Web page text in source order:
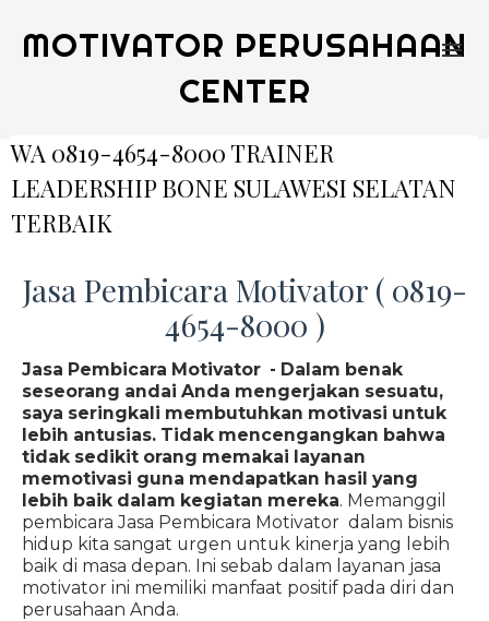
MOTIVATOR PERUSAHAAN
CENTER
WA 0819-4654-8000 TRAINER
LEADERSHIP BONE SULAWESI SELATAN
TERBAIK
Jasa Pembicara Motivator ( 0819-
4654-8000 )
Jasa Pembicara Motivator - Dalam benak
seseorang andai Anda mengerjakan sesuatu,
saya seringkali membutuhkan motivasi untuk
lebih antusias. Tidak mencengangkan bahwa
tidak sedikit orang memakai layanan
memotivasi guna mendapatkan hasil yang
lebih baik dalam kegiatan mereka. Memanggil
pembicara Jasa Pembicara Motivator dalam bisnis
hidup kita sangat urgen untuk kinerja yang lebih
baik di masa depan. Ini sebab dalam layanan jasa
motivator ini memiliki manfaat positif pada diri dan
perusahaan Anda.